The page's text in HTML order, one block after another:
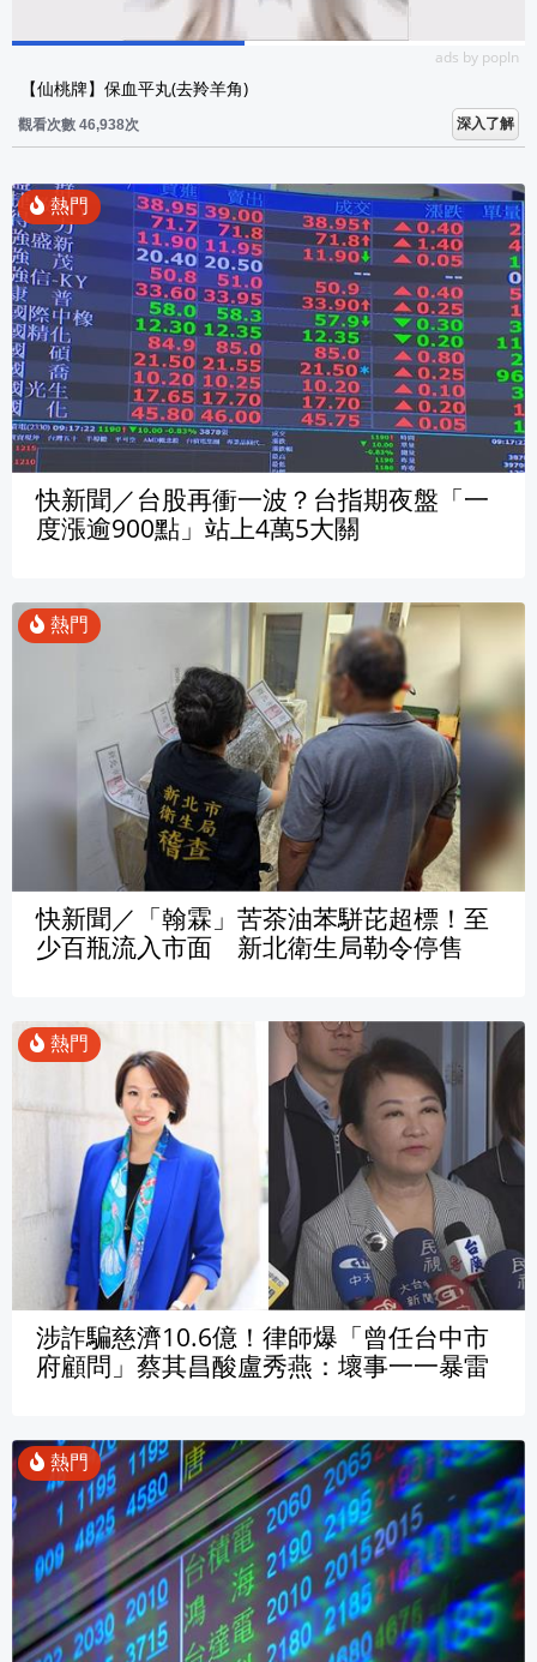
ads by popIn
【仙桃牌】保血平丸(去羚羊角)
觀看次數 46,938次 深入了解
快新聞／台股再衝一波？台指期夜盤「一
度漲逾900點」站上4萬5大關
快新聞／「翰霖」苦茶油苯駢芘超標！至
少百瓶流入市面 新北衛生局勒令停售
涉詐騙慈濟10.6億！律師爆「曾任台中市
府顧問」蔡其昌酸盧秀燕：壞事一一暴雷